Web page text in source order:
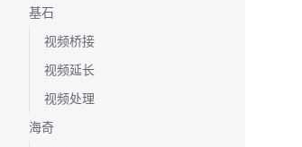
基石
视频桥接
视频延长
视频处理
海奇